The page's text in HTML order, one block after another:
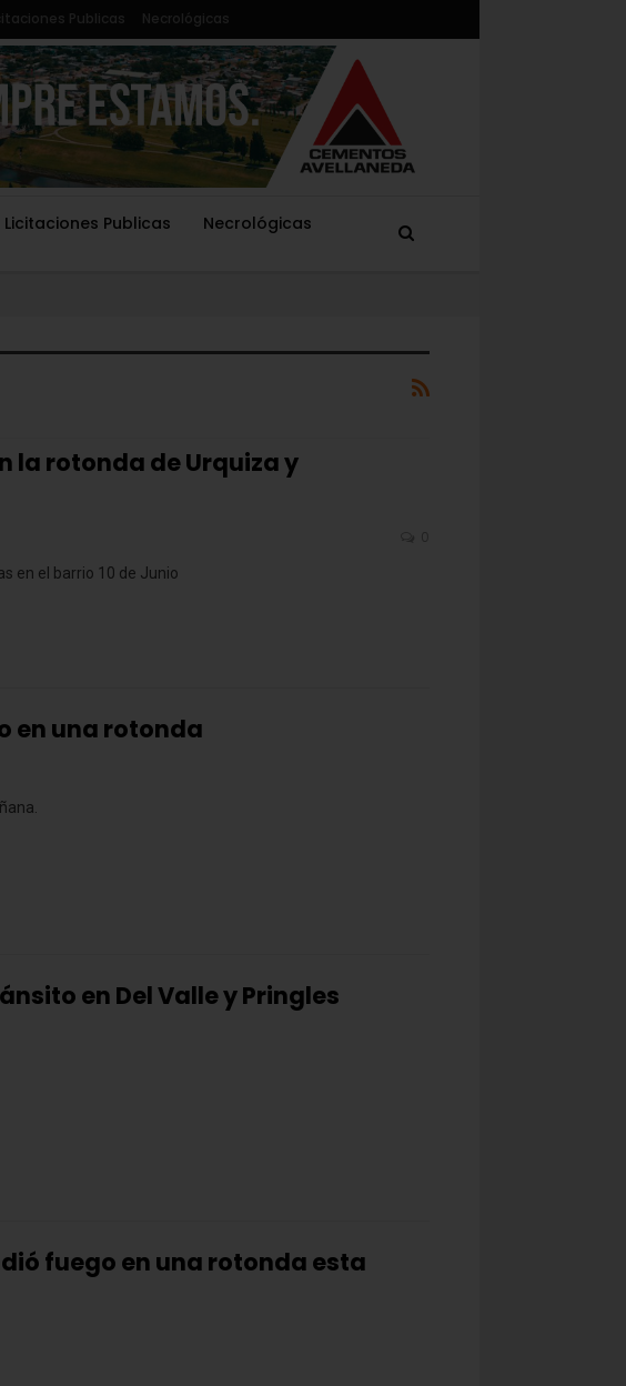
Publicas Necrológicas
Licitaciones Publicas Necrológicas
la rotonda de Urquiza y
en el barrio 10 de Junio
en una rotonda
en Del Valle y Pringles
fuego en una rotonda esta